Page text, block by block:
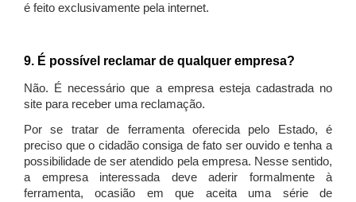
é feito exclusivamente pela internet.
9. É possível reclamar de qualquer empresa?
Não. É necessário que a empresa esteja cadastrada no
site para receber uma reclamação.
Por se tratar de ferramenta oferecida pelo Estado, é
preciso que o cidadão consiga de fato ser ouvido e tenha a
possibilidade de ser atendido pela empresa. Nesse sentido,
a empresa interessada deve aderir formalmente à
ferramenta, ocasião em que aceita uma série de